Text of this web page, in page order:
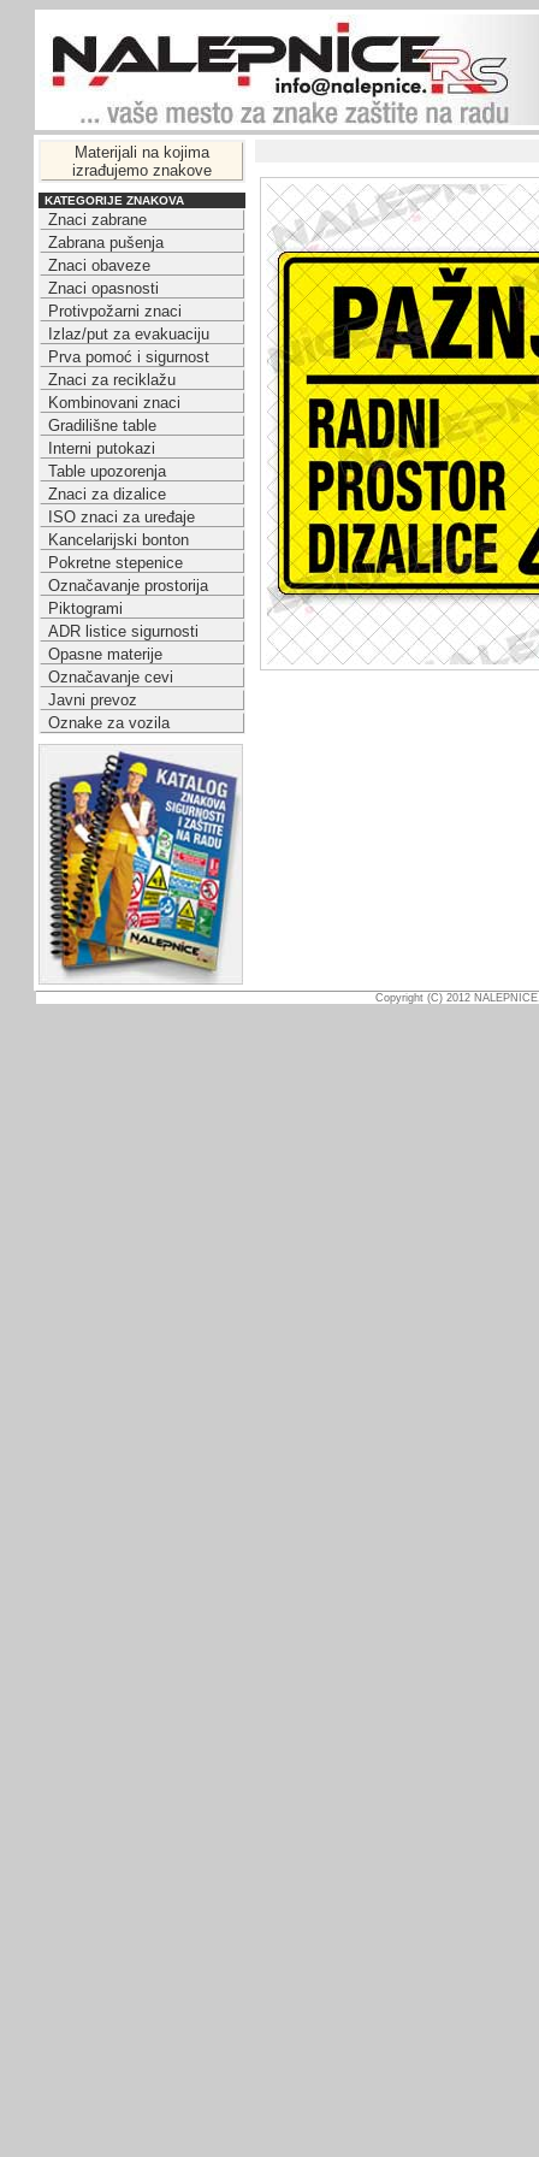
Materijali na kojima
izrađujemo znakove
KATEGORIJE ZNAKOVA
Znaci zabrane
Zabrana pušenja
Znaci obaveze
Znaci opasnosti
Protivpožarni znaci
Izlaz/put za evakuaciju
Prva pomoć i sigurnost
Znaci za reciklažu
Kombinovani znaci
Gradilišne table
Interni putokazi
Table upozorenja
Znaci za dizalice
ISO znaci za uređaje
Kancelarijski bonton
Pokretne stepenice
Označavanje prostorija
Piktogrami
ADR listice sigurnosti
Opasne materije
Označavanje cevi
Javni prevoz
Oznake za vozila
Copyright (C) 2012